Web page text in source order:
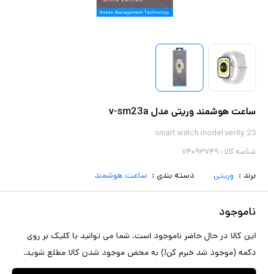
ساعت هوشمند وریتی مدل v-sm23a
smart watch model verity 23
شناسه کالا : ۷۴۰۹۳۷۴۹
برند : وریتی دسته بندی : ساعت هوشمند
ناموجود
این کالا در حال حاضر ناموجود است. شما می توانید با کلیک بر روی
دکمه (موجود شد خبرم کن!) به محض موجود شدن کالا مطلع شوید.